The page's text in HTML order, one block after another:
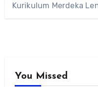
Kurikulum Merdeka
You Missed